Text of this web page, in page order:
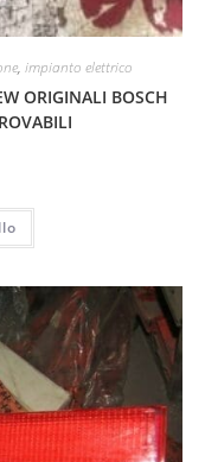
, impianto elettrico
ORIGINALI BOSCH